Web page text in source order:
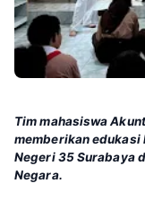
Tim mahasiswa
memberikan edukasi
Negeri 35 Surabaya
Negara.